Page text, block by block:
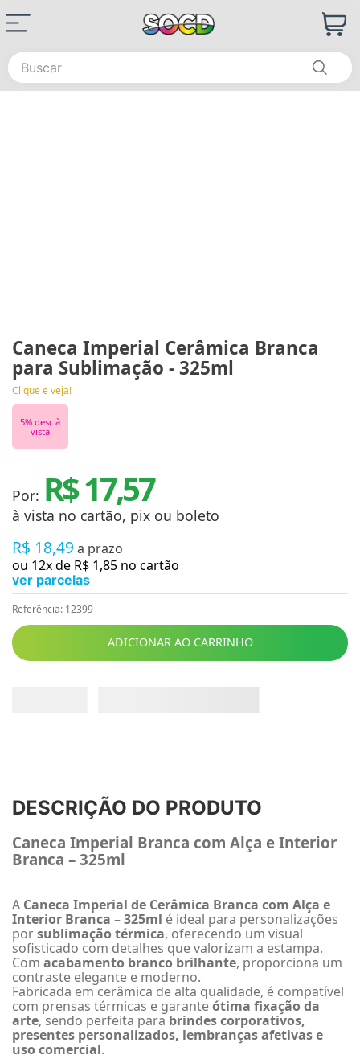
Buscar
Caneca Imperial Cerâmica Branca
para Sublimação - 325ml
Clique e veja!
5% desc à
vista
Por: R$ 17,57
à vista no cartão, pix ou boleto
R$ 18,49 a prazo
ou 12x de R$ 1,85 no cartão
ver parcelas
Referência: 12399
ADICIONAR AO CARRINHO
DESCRIÇÃO DO PRODUTO
Caneca Imperial Branca com Alça e Interior
Branca – 325ml
A Caneca Imperial de Cerâmica Branca com Alça e
Interior Branca – 325ml é ideal para personalizações
porsublimação térmica, oferecendo um visual
sofisticado com detalhes que valorizam a estampa.
Com acabamento branco brilhante, proporciona um
contraste elegante e moderno.
Fabricada em cerâmica de alta qualidade, é compatível
com prensas térmicas e garanteótima fixação da
arte, sendo perfeita para brindes corporativos,
presentes personalizados, lembranças afetivas e
uso comercial.